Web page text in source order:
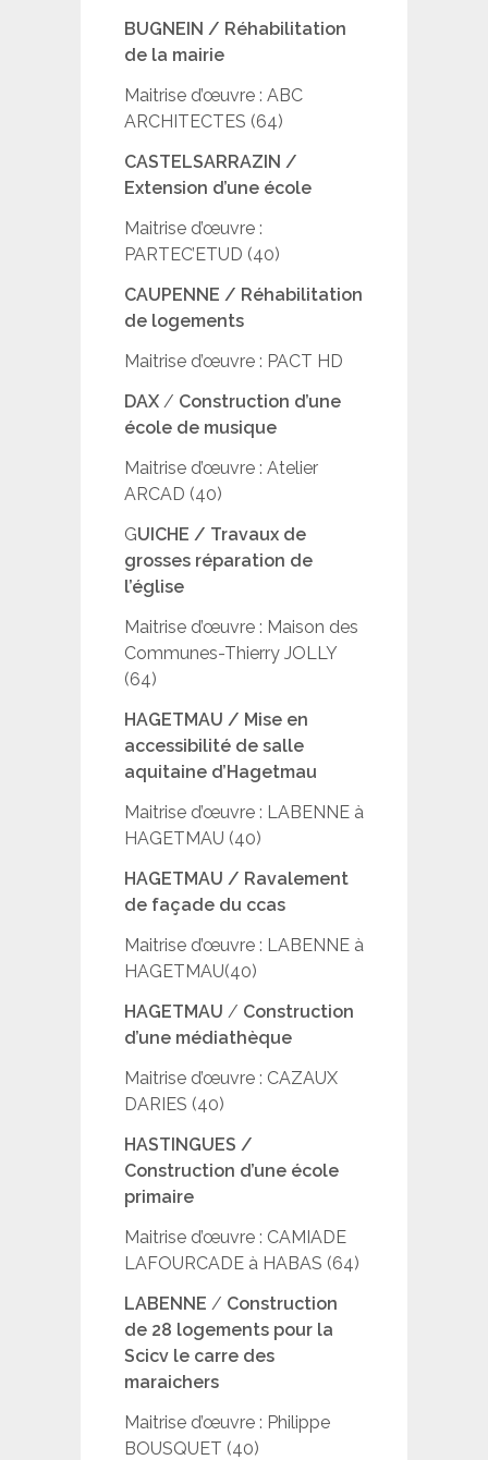
BUGNEIN / Réhabilitation
de la mairie
Maitrise d’œuvre : ABC
ARCHITECTES (64)
CASTELSARRAZIN /
Extension d’une école
Maitrise d’œuvre :
PARTEC’ETUD (40)
CAUPENNE / Réhabilitation
de logements
Maitrise d’œuvre : PACT HD
DAX / Construction d’une
école de musique
Maitrise d’œuvre : Atelier
ARCAD (40)
GUICHE / Travaux de
grosses réparation de
l’église
Maitrise d’œuvre : Maison des
Communes-Thierry JOLLY
(64)
HAGETMAU / Mise en
accessibilité de salle
aquitaine d’Hagetmau
Maitrise d’œuvre : LABENNE à
HAGETMAU (40)
HAGETMAU / Ravalement
de façade du ccas
Maitrise d’œuvre : LABENNE à
HAGETMAU(40)
HAGETMAU / Construction
d’une médiathèque
Maitrise d’œuvre : CAZAUX
DARIES (40)
HASTINGUES /
Construction d’une école
primaire
Maitrise d’œuvre : CAMIADE
LAFOURCADE à HABAS (64)
LABENNE / Construction
de 28 logements pour la
Scicv le carre des
maraichers
Maitrise d’œuvre : Philippe
BOUSQUET (40)